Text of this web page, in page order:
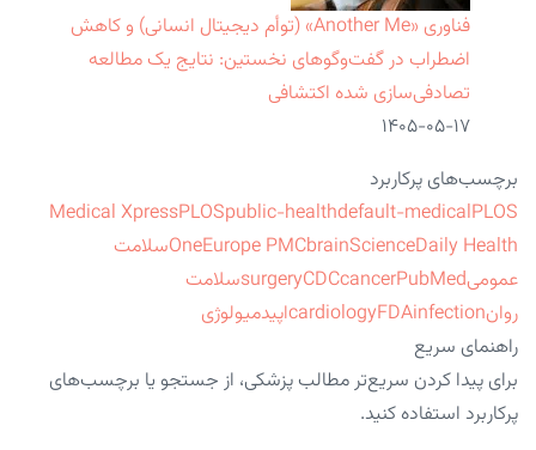
فناوری «Another Me» (توأم دیجیتال انسانی) و کاهش
اضطراب در گفت‌وگوهای نخستین: نتایج یک مطالعه
تصادفی‌سازی شده اکتشافی
۱۴۰۵-۰۵-۱۷
برچسب‌های پرکاربرد
Medical XpressPLOSpublic-healthdefault-medicalPLOS
OneEurope PMCbrainScienceDaily Health
سلامت
عمومی
surgeryCDCcancerPubMed
سلامت
روان
cardiologyFDAinfection
اپیدمیولوژی
راهنمای سریع
برای پیدا کردن سریع‌تر مطالب پزشکی، از جستجو یا برچسب‌های
پرکاربرد استفاده کنید.